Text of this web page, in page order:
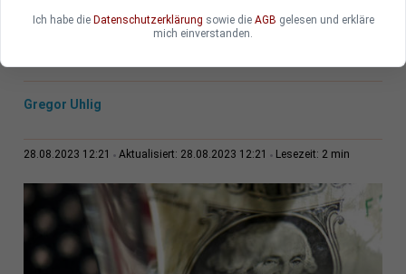
eingebrochen, wie SWIFT-Daten zeigen.
Gregor Uhlig
28.08.2023 12:21 Aktualisiert: 28.08.2023 12:21 Lesezeit: 2 min
Ich habe die Datenschutzerklärung sowie die AGB gelesen und erkläre
mich einverstanden.